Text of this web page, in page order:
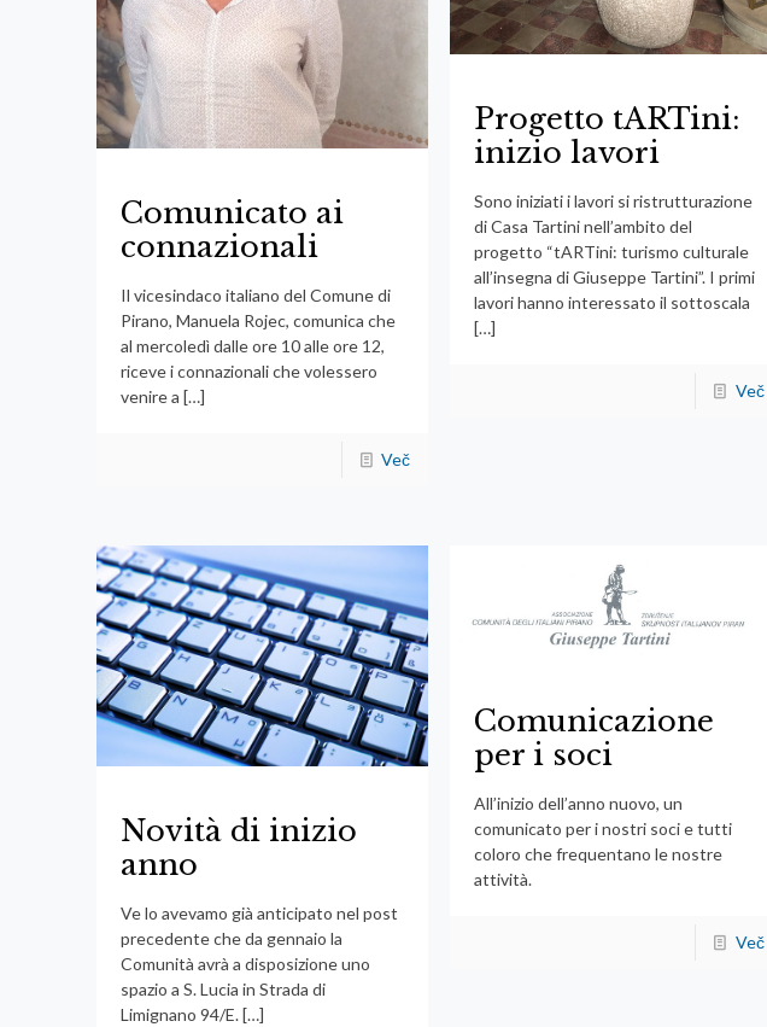
Comunicato ai
connazionali
Il vicesindaco italiano del Comune di
Pirano, Manuela Rojec, comunica che
al mercoledì dalle ore 10 alle ore 12,
riceve i connazionali che volessero
venire a […]
Več
Progetto tARTini:
inizio lavori
Sono iniziati i lavori si ristrutturazione
di Casa Tartini nell’ambito del
progetto “tARTini: turismo culturale
all’insegna di Giuseppe Tartini”. I primi
lavori hanno interessato il sottoscala
[…]
Več
Novità di inizio
anno
Ve lo avevamo già anticipato nel post
precedente che da gennaio la
Comunità avrà a disposizione uno
spazio a S. Lucia in Strada di
Limignano 94/E.[…]
Comunicazione
per i soci
All’inizio dell’anno nuovo, un
comunicato per i nostri soci e tutti
coloro che frequentano le nostre
attività.
Več